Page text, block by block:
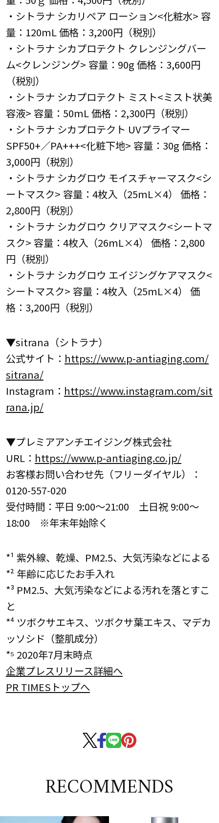
・シトラナ シカリペア ローション<化粧水> 容
量：120mL 価格：3,200円（税別）
・シトラナ シカプロテクト クレンジングバー
ム<クレンジング> 容量：90g 価格：3,600円
（税別）
・シトラナ シカプロテクト ミスト<ミスト状美
容液> 容量：50mL 価格：2,300円（税別）
・シトラナ シカプロテクト UVプライマー
SPF50+／PA+++<化粧下地> 容量：30g 価格：
3,000円（税別）
・シトラナ シカグロウ モイスチャーマスク<シ
ートマスク> 容量：4枚入（25mL×4） 価格：
2,800円（税別）
・シトラナ シカグロウ クリアマスク<シートマ
スク> 容量：4枚入（26mL×4） 価格：2,800
円（税別）
・シトラナ シカグロウ エイジングケアマスク<
シートマスク> 容量：4枚入（25mL×4） 価
格：3,200円（税別）
▼sitrana（シトラナ）
公式サイト： https://www.p-antiaging.com/
sitrana/
Instagram： https://www.instagram.com/sit
rana.jp/
▼プレミアアンチエイジング株式会社
URL： https://www.p-antiaging.co.jp/
お客様お問い合わせ先（フリーダイヤル）：
0120-557-020
受付時間：平日 9:00～21:00 土日祝 9:00～
18:00 ※年末年始除く
*¹ 紫外線、乾燥、PM2.5、大気汚染などによる
*² 年齢に応じたお手入れ
*³ PM2.5、大気汚染などによる汚れを落とすこ
と
*⁴ ツボクサエキス、ツボクサ葉エキス、マデカ
ッソシド（整肌成分）
*⁵ 2020年7月末時点
企業プレスリリース詳細へ
PR TIMESトップへ
RECOMMENDS